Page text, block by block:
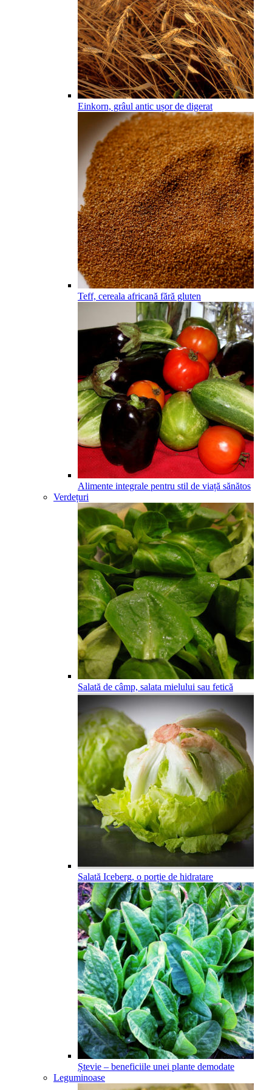
Einkorn, grâul antic ușor de digerat
Teff, cereala africană fără gluten
Alimente integrale pentru stil de viață sănătos
Verdețuri
Salată de câmp, salata mielului sau fetică
Salată Iceberg, o porție de hidratare
Ștevie – beneficiile unei plante demodate
Leguminoase